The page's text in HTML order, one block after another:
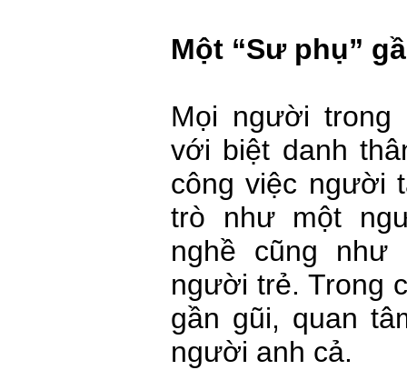
Một “Sư phụ”
Mọi người
với biệt danh
công việc người
trò như một
nghề cũng như
người trẻ. Trong
gần gũi, quan
người anh cả.